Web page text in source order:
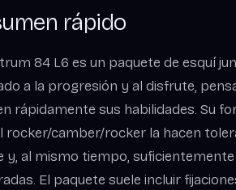
rápido
84 L6 es un paquete de esquí
a la progresión y al disfrute,
rápidamente sus habilidades. Su
rocker/camber/rocker la hacen
y, al mismo tiempo,
El paquete suele incluir